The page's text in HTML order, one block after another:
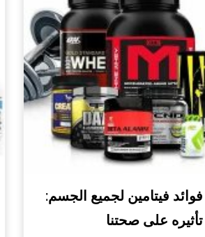
فوائد فيتامين لجميع الجسم:
تأثيره على صحتنا